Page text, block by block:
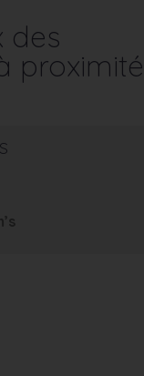
des
proximité